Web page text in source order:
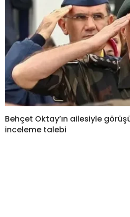
Behçet Oktay’ın ailesiyle
inceleme talebi